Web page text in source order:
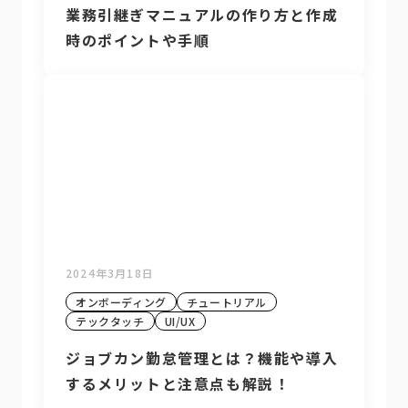
業務引継ぎマニュアルの作り方と作成
時のポイントや手順
2024年3月18日
オンボーディング
チュートリアル
テックタッチ
UI/UX
ジョブカン勤怠管理とは？機能や導入
するメリットと注意点も解説！